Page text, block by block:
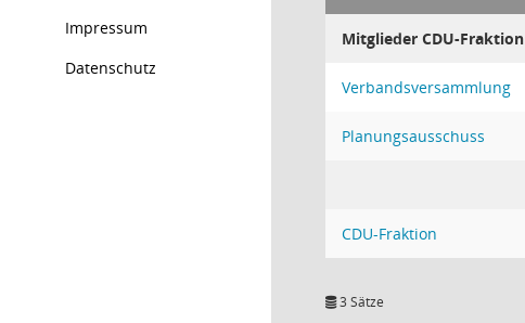
Impressum
Datenschutz
Mitglieder CDU-Fraktion
Verbandsversammlung
Planungsausschuss
CDU-Fraktion
3 Sätze